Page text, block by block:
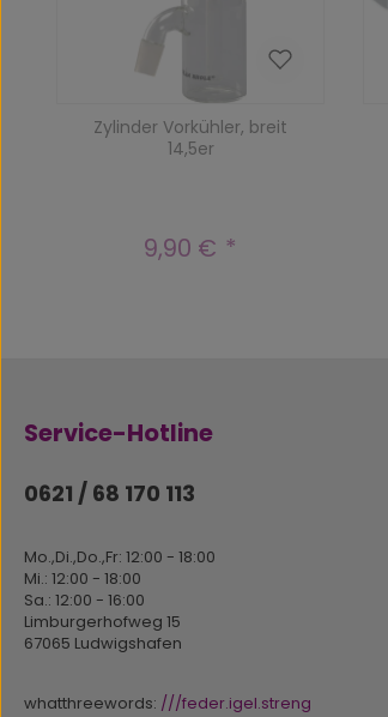
Zylinder Vorkühler, breit
14,5er
Regulärer Preis:
9,90 €
Service-Hotline
0621 / 68 170 113
Mo.,Di.,Do.,Fr: 12:00 - 18:00
Mi.: 12:00 - 18:00
Sa.: 12:00 - 16:00
Limburgerhofweg 15
67065 Ludwigshafen
whatthreewords: ///feder.igel.streng